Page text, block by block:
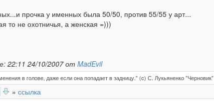
прочка у именных была 50/50, против 55/55 у арт...
то не охотничья, а женская =)))
22:11 24/10/2007 от MadEvil
в голове, даже если она попадает в задницу." (c) С. Лукьяненко "Черновик"
» ссылка